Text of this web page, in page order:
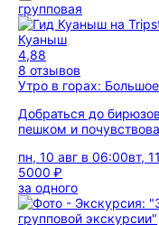
групповая
Куаныш
4,88
8 отзывов
Утро в горах:
Добраться до
пешком и
пн, 10 авг в 06:00вт,
5000 ₽
за одного